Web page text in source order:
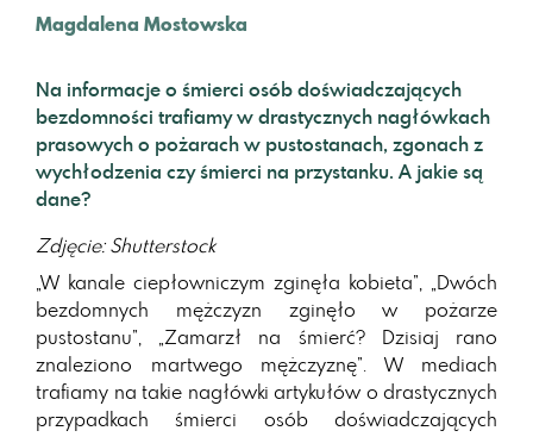
Magdalena Mostowska
Na informacje o śmierci osób doświadczających
bezdomności trafiamy w drastycznych nagłówkach
prasowych o pożarach w pustostanach, zgonach z
wychłodzenia czy śmierci na przystanku. A jakie są
dane?
Zdjęcie: Shutterstock
„W kanale ciepłowniczym zginęła kobieta”, „Dwóch
bezdomnych mężczyzn zginęło w pożarze
pustostanu”, „Zamarzł na śmierć? Dzisiaj rano
znaleziono martwego mężczyznę”. W mediach
trafiamy na takie nagłówki artykułów o drastycznych
przypadkach śmierci osób doświadczających